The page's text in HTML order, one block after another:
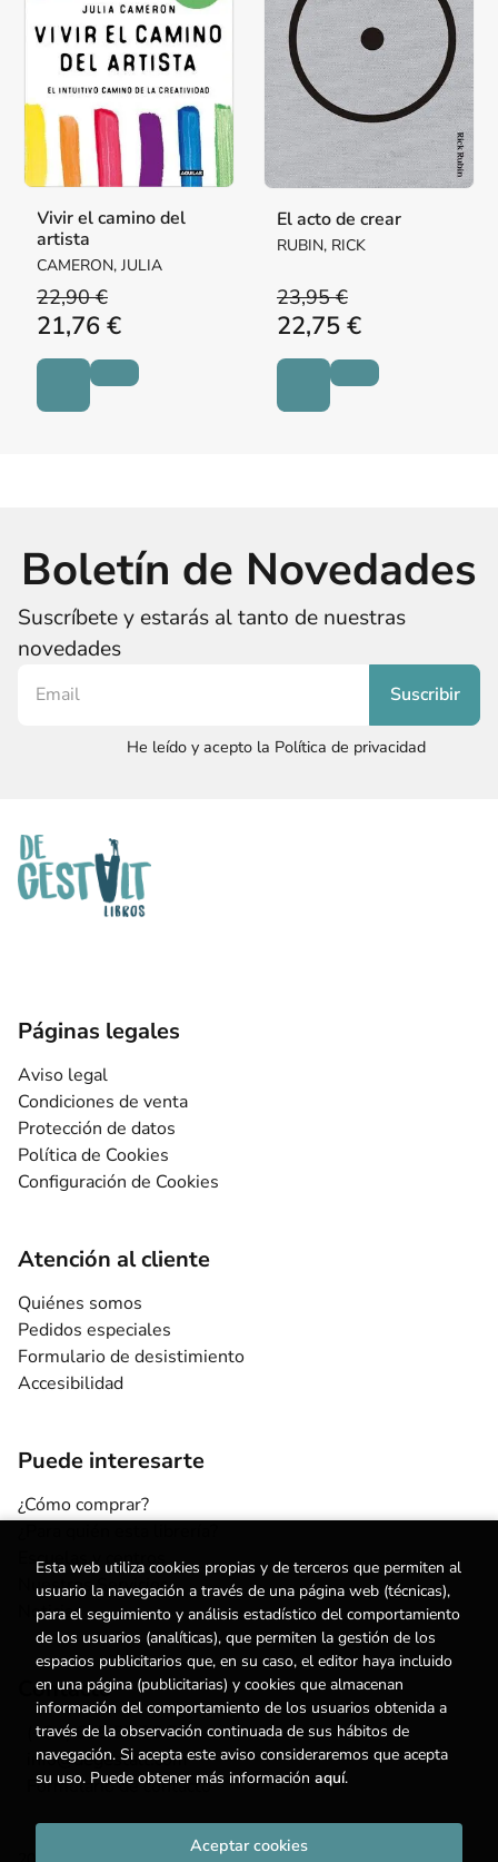
Vivir el camino del
artista
CAMERON, JULIA
22,90 €
21,76 €
El acto de crear
RUBIN, RICK
23,95 €
22,75 €
Boletín de Novedades
Suscríbete y estarás al tanto de nuestras
novedades
He leído y acepto la Política de privacidad
Páginas legales
Aviso legal
Condiciones de venta
Protección de datos
Política de Cookies
Configuración de Cookies
Atención al cliente
Quiénes somos
Pedidos especiales
Formulario de desistimiento
Accesibilidad
Puede interesarte
¿Cómo comprar?
Escuelas y centros
Nuestros Servicios
Noticias
Contacto
(+34) 615 55 96 54
info@degestalt.com
Formulario de contacto
Esta web utiliza cookies propias y de terceros que permiten al
usuario la navegación a través de una página web (técnicas),
para el seguimiento y análisis estadístico del comportamiento
de los usuarios (analíticas), que permiten la gestión de los
espacios publicitarios que, en su caso, el editor haya incluido
en una página (publicitarias) y cookies que almacenan
información del comportamiento de los usuarios obtenida a
través de la observación continuada de sus hábitos de
navegación. Si acepta este aviso consideraremos que acepta
su uso. Puede obtener más información aquí.
Aceptar cookies